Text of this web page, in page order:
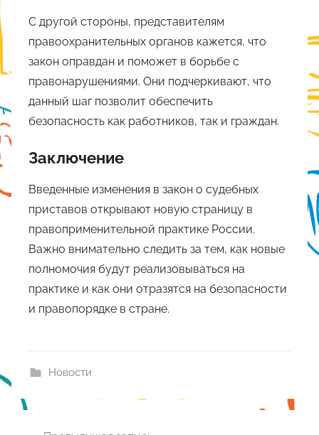
С другой стороны, представителям
правоохранительных органов кажется, что
закон оправдан и поможет в борьбе с
правонарушениями. Они подчеркивают, что
данный шаг позволит обеспечить
безопасность как работников, так и граждан.
Заключение
Введенные изменения в закон о судебных
приставов открывают новую страницу в
правоприменительной практике России.
Важно внимательно следить за тем, как новые
полномочия будут реализовываться на
практике и как они отразятся на безопасности
и правопорядке в стране.
Новости